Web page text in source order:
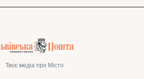
Твоє медіа про Місто